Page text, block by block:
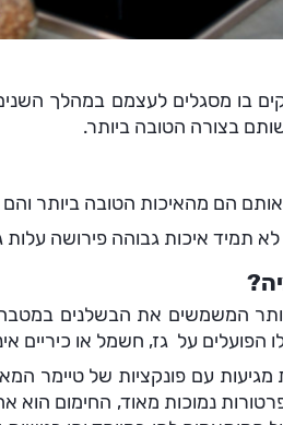
בו מסגלים לעצמם במהלך
בצורה הטובה ביותר.
הם מהאיכות הטובה ביותר
תמיד איכות גבוהה פירושה עלות
המשמשים את הבשלנים במטבח
הפועלים על גז, חשמל או כיריים
מגיעות עם פונקציות של טיימר
נמוכות מאוד, החימום